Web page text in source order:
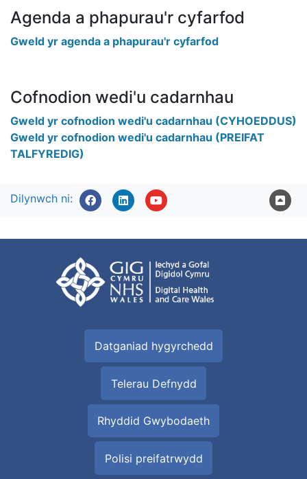
Agenda a phapurau'r cyfarfod
Gweld yr agenda a phapurau'r cyfarfod
Cofnodion wedi'u cadarnhau
Gweld yr cofnodion wedi'u cadarnhau (CYHOEDDUS)
Gweld yr cofnodion wedi'u cadarnhau (PREIFAT
TALFYREDIG)
Dilynwch ni:
Datganiad hygyrchedd
Telerau Defnydd
Rhyddid Gwybodaeth
Polisi preifatrwydd